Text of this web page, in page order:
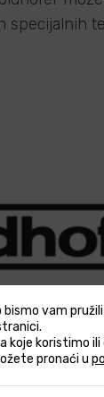
specijalnih
vam
koje koristimo ili
pronaći u